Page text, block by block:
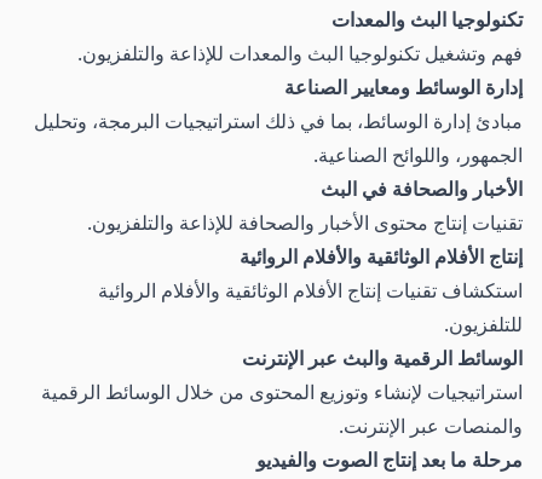
تكنولوجيا البث والمعدات
فهم وتشغيل تكنولوجيا البث والمعدات للإذاعة والتلفزيون.
إدارة الوسائط ومعايير الصناعة
مبادئ إدارة الوسائط، بما في ذلك استراتيجيات البرمجة، وتحليل
الجمهور، واللوائح الصناعية.
الأخبار والصحافة في البث
تقنيات إنتاج محتوى الأخبار والصحافة للإذاعة والتلفزيون.
إنتاج الأفلام الوثائقية والأفلام الروائية
استكشاف تقنيات إنتاج الأفلام الوثائقية والأفلام الروائية
للتلفزيون.
الوسائط الرقمية والبث عبر الإنترنت
استراتيجيات لإنشاء وتوزيع المحتوى من خلال الوسائط الرقمية
والمنصات عبر الإنترنت.
مرحلة ما بعد إنتاج الصوت والفيديو